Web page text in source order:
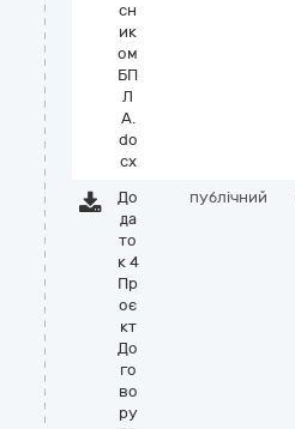
сн
ик
ом
БП
Л
А.
do
cx
До
да
то
к 4
Пр
оє
кт
До
го
во
ру
публічний